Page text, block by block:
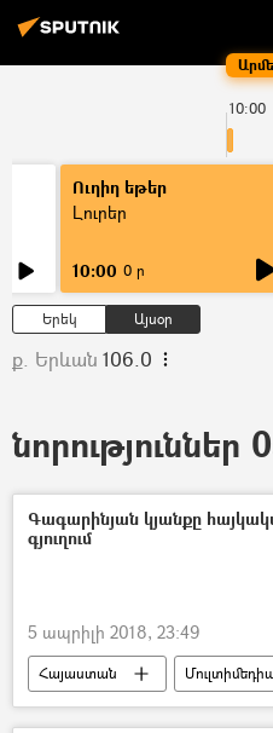
10:00
Ուղիղ եթեր
Լուրեր
10:00 0 ր
Երեկ Այսօր
ք. Երևան 106.0
նորություններ
Գագարինյան կյանքը
գյուղում
5 ապրիլի 2018, 23:49
Հայաստան
հասարակություն